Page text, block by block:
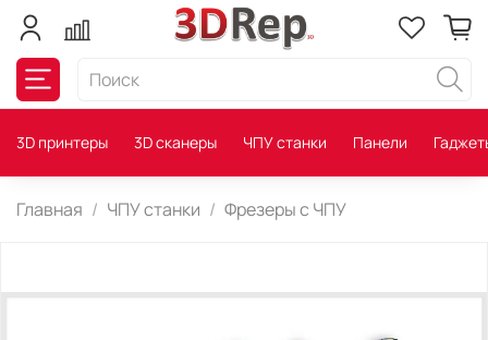
3D принтеры 3D сканеры ЧПУ станки Панели
Главная ЧПУ станки Фрезеры с ЧПУ